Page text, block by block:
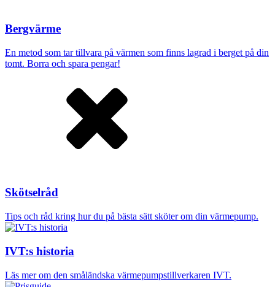
Bergvärme
En metod som tar tillvara på värmen som finns lagrad i berget på din
tomt. Borra och spara pengar!
Skötselråd
Tips och råd kring hur du på bästa sätt sköter om din värmepump.
IVT:s historia
Läs mer om den småländska värmepumpstillverkaren IVT.